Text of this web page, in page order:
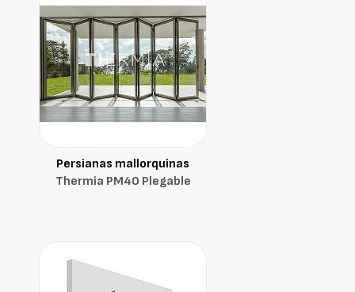
Persianas mallorquinas
Thermia PM40 Plegable